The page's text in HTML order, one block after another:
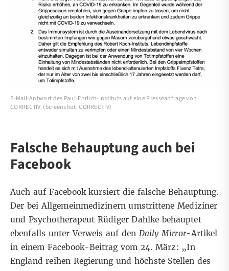
E-Mail-Antwort des Paul-Ehrlich-Instituts auf eine Presseanfrage von
CORRECTIV. (Screenshot: CORRECTIV)
Falsche Behauptung auch bei
Facebook
Auch auf Facebook kursiert die falsche Behauptung.
Der bei Allgemeinmedizinernumstrittene Mediziner
und Psychotherapeut Rüdiger Dahlke behauptet
ebenfalls unter Verweis auf den Daily Mirror-Artikel
in einem Facebook-Beitragvom 24. März: „In
England reihen Regierung und höchste Stellen des